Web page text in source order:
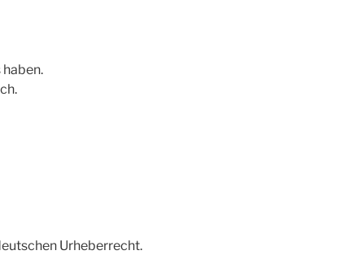
Urheberrecht.